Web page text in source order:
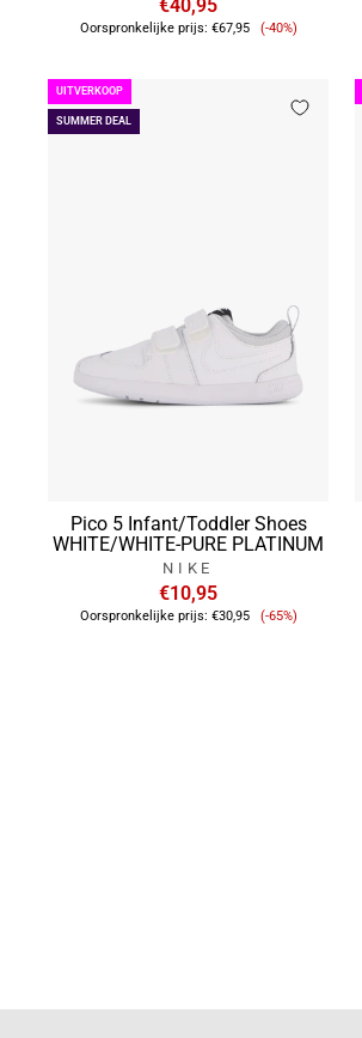
€40,95
Oorspronkelijke prijs: €67,95 Verkoopprijs
(-40%)
SUMMER DEAL
UITVERKOOP
Pico 5 Infant/Toddler Shoes
WHITE/WHITE-PURE PLATINUM
NIKE
€10,95
Oorspronkelijke prijs: €30,95 Verkoopprijs
(-65%)